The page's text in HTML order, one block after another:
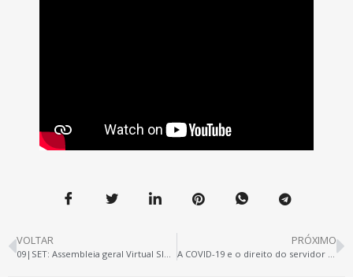
VOLTAR
09|SET: Assembleia geral Virtual SINTEPP
PRÓXIMO
A COVID-19 e o direito do servidor de se recusar a comparecer ao trabalho